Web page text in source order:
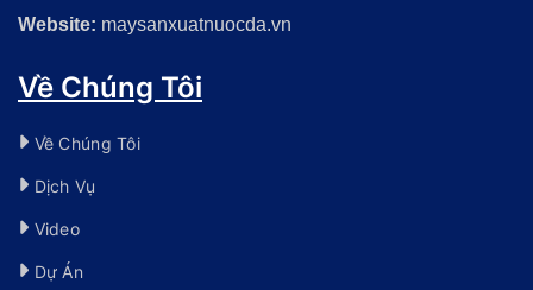
Website: maysanxuatnuocda.vn
Về Chúng Tôi
Về Chúng Tôi
Dịch Vụ
Video
Dự Án